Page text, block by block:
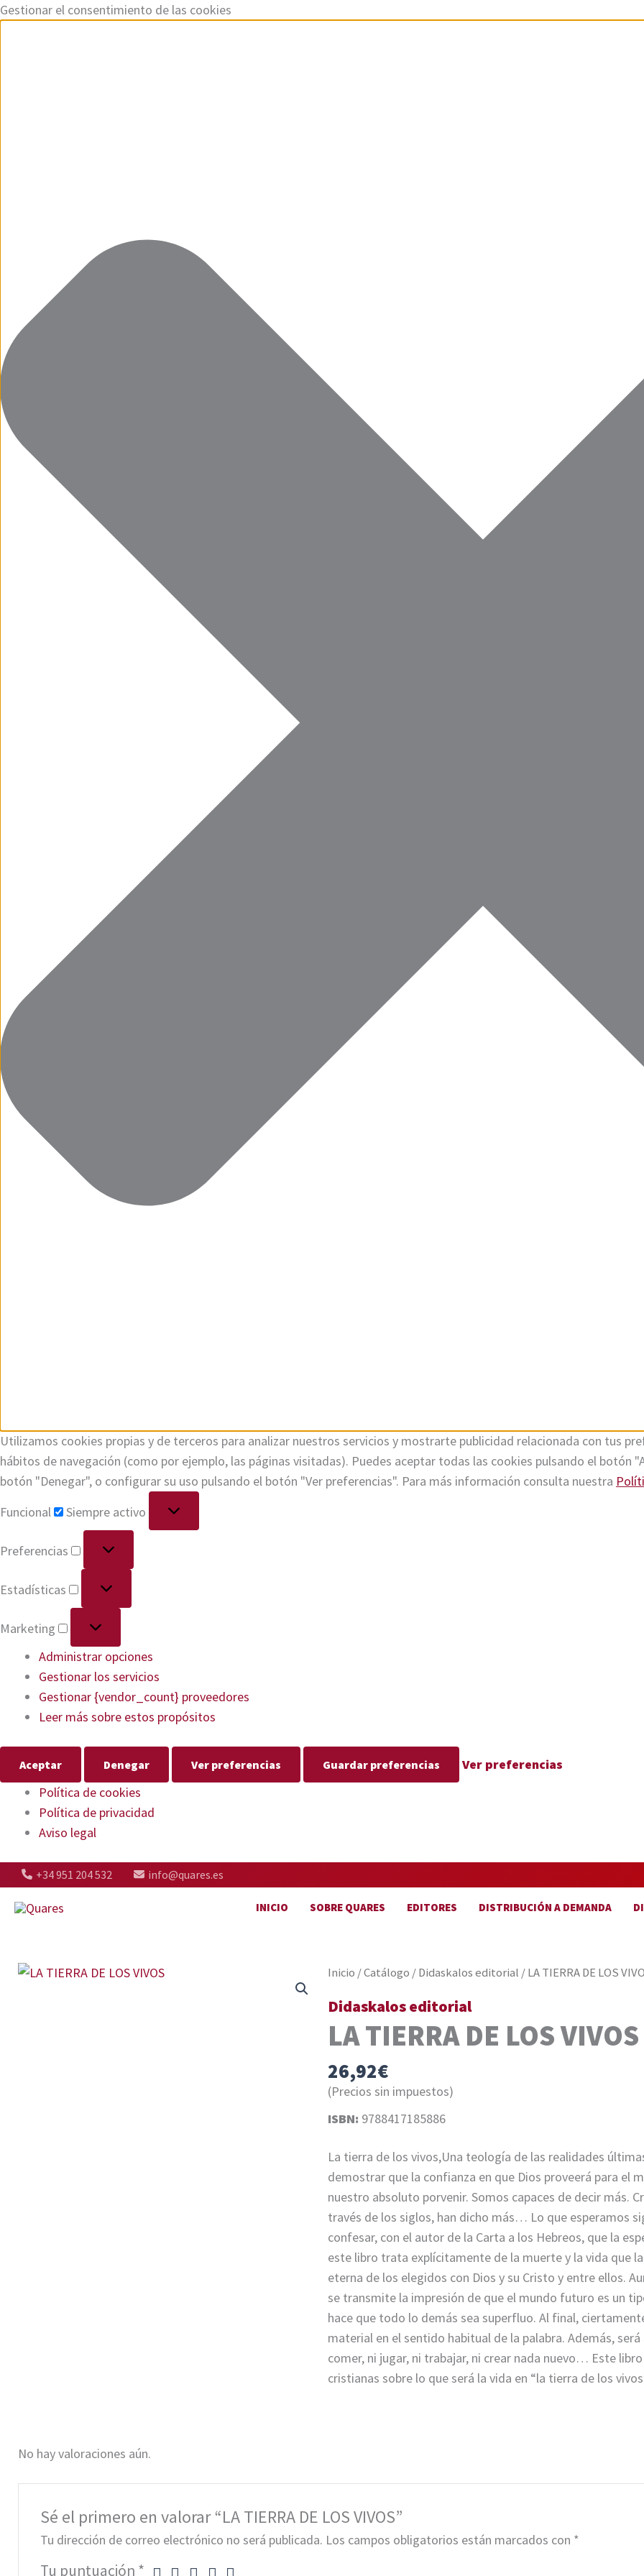
Gestionar el consentimiento de las cookies
Utilizamos cookies propias y de terceros para analizar nuestros servicios y mostrarte publicidad relacionada con tus
hábitos de navegación (como por ejemplo, las páginas visitadas). Puedes aceptar todas las cookies pulsando el botón
botón "Denegar", o configurar su uso pulsando el botón "Ver preferencias". Para más información consulta nuestra
Funcional
Funcional
Siempre activo
Preferencias
Preferencias
Estadísticas
Estadísticas
Marketing
Marketing
Administrar opciones
Gestionar los servicios
Gestionar {vendor_count} proveedores
Leer más sobre estos propósitos
Aceptar Denegar Ver preferencias Guardar preferencias
Ver preferencias
Política de cookies
Política de privacidad
Aviso legal
Ir
+34 951 204 532 info@quares.es
INICIO SOBRE QUARES EDITORES DISTRIBUCIÓN A DEMANDA
Inicio /Catálogo /Didaskalos editorial / LA TIERRA DE LOS
Didaskalos editorial
LA TIERRA DE LOS VIVOS
26,92€
(Precios sin impuestos)
ISBN: 9788417185886
La tierra de los vivos,Una teología de las realidades
demostrar que la confianza en que Dios proveerá para el
nuestro absoluto porvenir. Somos capaces de decir más.
través de los siglos, han dicho más… Lo que esperamos
confesar, con el autor de la Carta a los Hebreos, que la
este libro trata explícitamente de la muerte y la vida que
eterna de los elegidos con Dios y su Cristo y entre ellos.
se transmite la impresión de que el mundo futuro es un
hace que todo lo demás sea superfluo. Al final,
material en el sentido habitual de la palabra. Además,
comer, ni jugar, ni trabajar, ni crear nada nuevo… Este
cristianas sobre lo que será la vida en “la tierra de los
No hay valoraciones aún.
Sé el primero en valorar “LA TIERRA DE LOS VIVOS”
Tu dirección de correo electrónico no será publicada. Los campos obligatorios están marcados con *
Tu puntuación *